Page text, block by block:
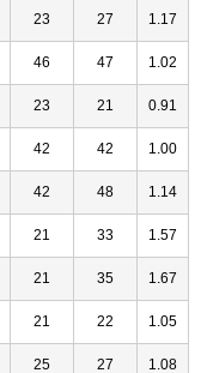
23 27 1.17
46 47 1.02
23 21 0.91
42 42 1.00
42 48 1.14
21 33 1.57
21 35 1.67
21 22 1.05
25 27 1.08